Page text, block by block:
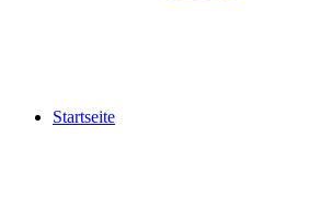
Startseite